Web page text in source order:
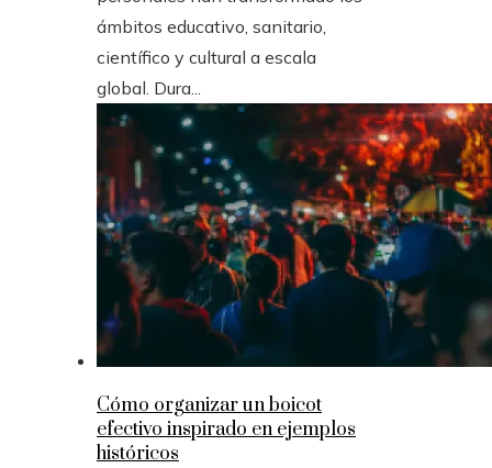
ámbitos educativo, sanitario,
científico y cultural a escala
global. Dura...
Cómo organizar un boicot
efectivo inspirado en ejemplos
históricos